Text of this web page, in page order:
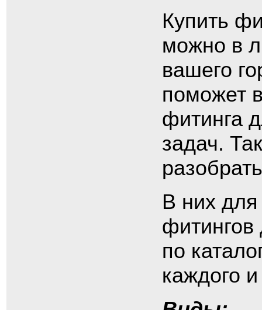
Купить
можно в
вашего
поможет
фитинга
задач.
В них
фитингов
по
каждого